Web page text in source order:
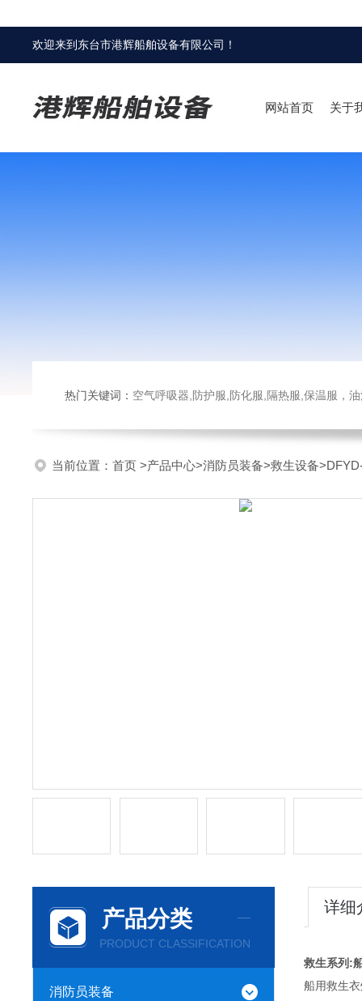
欢迎来到 东台市港辉船舶设备有限公司 ！
网站首页 关于
热门关键词： 空气呼吸器,防护服,防化服,隔热服,保温服，
当前位置： 首页 >产品中心>消防员装备>救生设备
产品分类
PRODUCT CLASSIFICATION
消防员装备
详细
救生系列:
船用救生